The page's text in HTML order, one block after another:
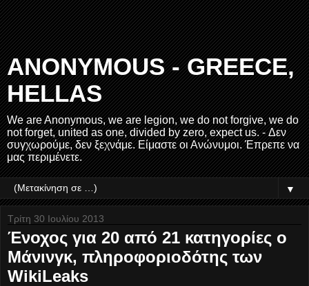
ANONYMOUS - GREECE,
HELLAS
We are Anonymous, we are legion, we do not forgive, we do
not forget, united as one, divided by zero, expect us. - Δεν
συγχωρούμε, δεν ξεχνάμε. Είμαστε οι Ανώνυμοι. Έπρεπε να
μας περιμένετε.
▼
Τρίτη 30 Ιουλίου 2013
Ένοχος για 20 από 21 κατηγορίες ο
Μάνινγκ, πληροφοριοδότης των
WikiLeaks